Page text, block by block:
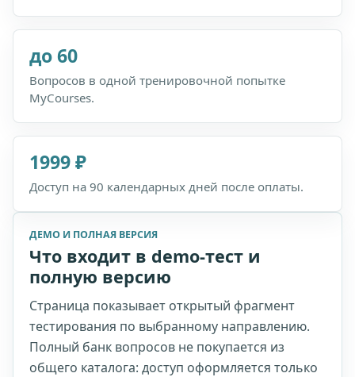
до 60
Вопросов в одной тренировочной попытке
MyCourses.
1999 ₽
Доступ на 90 календарных дней после оплаты.
ДЕМО И ПОЛНАЯ ВЕРСИЯ
Что входит в demo-тест и
полную версию
Страница показывает открытый фрагмент
тестирования по выбранному направлению.
Полный банк вопросов не покупается из
общего каталога: доступ оформляется только